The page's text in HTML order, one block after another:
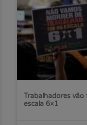
Trabalhadores
escala 6×1